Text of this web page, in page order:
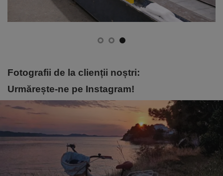
Fotografii de la clienții noștri:
Urmărește-ne pe Instagram!